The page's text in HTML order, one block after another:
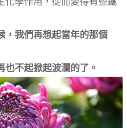
，我們再想起當年的那個
也不起掀起波瀾的了。